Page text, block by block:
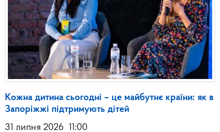
Кожна дитина сьогодні – це майбутнє країни: як в
Запоріжжі підтримують дітей
31 липня 2026
11:00